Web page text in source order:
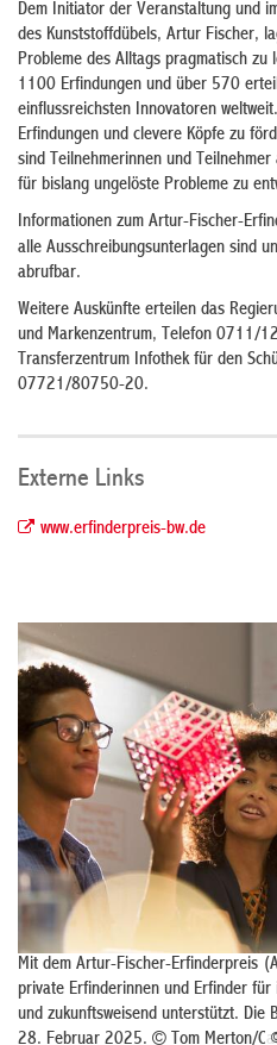
Dem Initiator der Veranstaltung und
des Kunststoffdübels, Artur Fischer,
Probleme des Alltags pragmatisch
1100 Erfindungen und über 570
einflussreichsten Innovatoren
Erfindungen und clevere Köpfe zu
sind Teilnehmerinnen und
für bislang ungelöste Probleme zu
Informationen zum Artur-Fischer-
alle Ausschreibungsunterlagen sind
abrufbar.
Weitere Auskünfte erteilen das
und Markenzentrum, Telefon 0711/
Transferzentrum Infothek für den
07721/80750-20.
Externe Links
www.erfinderpreis-bw.de
Mit dem Artur-Fischer-Erfinderpreis
private Erfinderinnen und Erfinder
und zukunftsweisend unterstützt. Die
28. Februar 2025. © Tom Merton/